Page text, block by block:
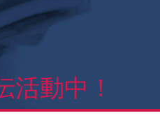
活動中！